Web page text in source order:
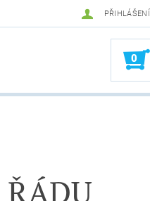
PŘIHLÁŠENÍ
0